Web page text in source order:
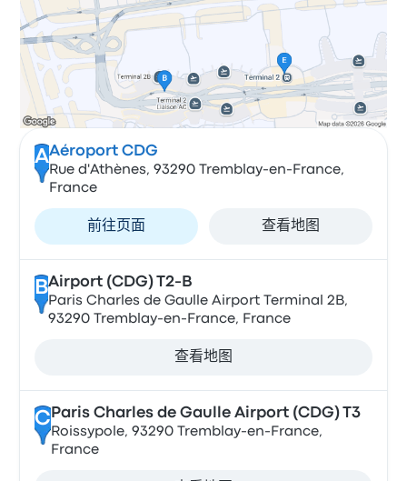
AAéroport CDG
Rue d'Athènes, 93290 Tremblay-en-France,
France
前往页面 查看地图
BAirport (CDG) T2-B
Paris Charles de Gaulle Airport Terminal 2B,
93290 Tremblay-en-France, France
查看地图
CParis Charles de Gaulle Airport (CDG) T3
Roissypole, 93290 Tremblay-en-France,
France